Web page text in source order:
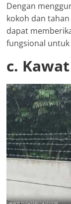
Dengan
kokoh dan
dapat
fungsional
c.